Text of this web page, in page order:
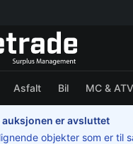
Asfalt Bil MC & ATV
auksjonen er avsluttet
objekter som er til